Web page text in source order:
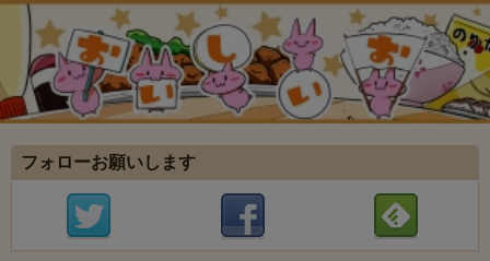
フォローお願いします